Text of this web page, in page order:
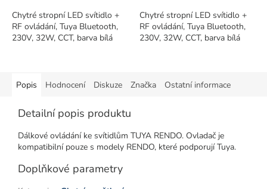
Chytré stropní LED svítidlo +
RF ovládání, Tuya Bluetooth,
230V, 32W, CCT, barva bílá
Chytré stropní LED svítidlo +
RF ovládání, Tuya Bluetooth,
230V, 32W, CCT, barva bílá
Popis Hodnocení Diskuze Značka Ostatní informace
Detailní popis produktu
Dálkové ovládání ke svítidlům TUYA RENDO. Ovladač je
kompatibilní pouze s modely RENDO, které podporují Tuya.
Doplňkové parametry